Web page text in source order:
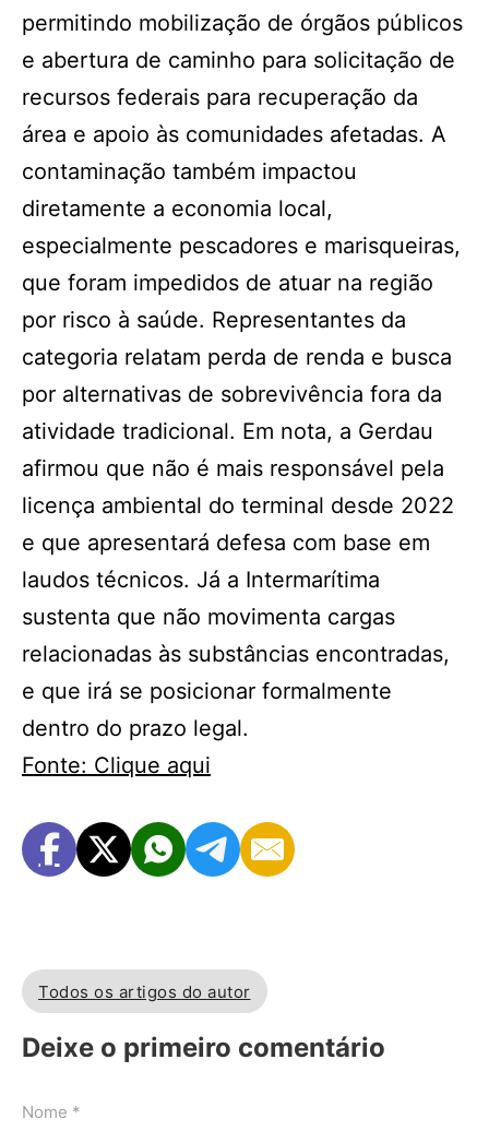
permitindo mobilização de órgãos públicos
e abertura de caminho para solicitação de
recursos federais para recuperação da
área e apoio às comunidades afetadas. A
contaminação também impactou
diretamente a economia local,
especialmente pescadores e marisqueiras,
que foram impedidos de atuar na região
por risco à saúde. Representantes da
categoria relatam perda de renda e busca
por alternativas de sobrevivência fora da
atividade tradicional. Em nota, a Gerdau
afirmou que não é mais responsável pela
licença ambiental do terminal desde 2022
e que apresentará defesa com base em
laudos técnicos. Já a Intermarítima
sustenta que não movimenta cargas
relacionadas às substâncias encontradas,
e que irá se posicionar formalmente
dentro do prazo legal.
Fonte: Clique aqui
Todos os artigos do autor
Deixe o primeiro comentário
Nome *